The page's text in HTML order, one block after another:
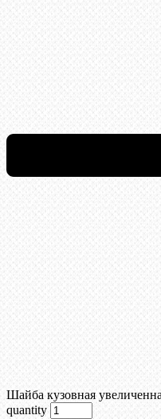
Шайба кузовная
quantity